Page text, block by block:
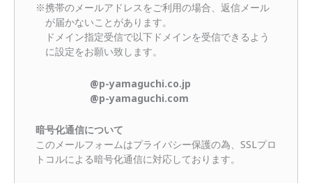
※携帯のメールアドレスをご利用の場合、返信メール
が届かないことがあります。
ドメイン指定受信で以下ドメインを受信できるよう
に設定をお願い致します。
@p-yamaguchi.co.jp
@p-yamaguchi.com
暗号化通信について
このメールフォームはプライバシー保護の為、SSLプロ
トコルによる暗号化通信に対応しております。